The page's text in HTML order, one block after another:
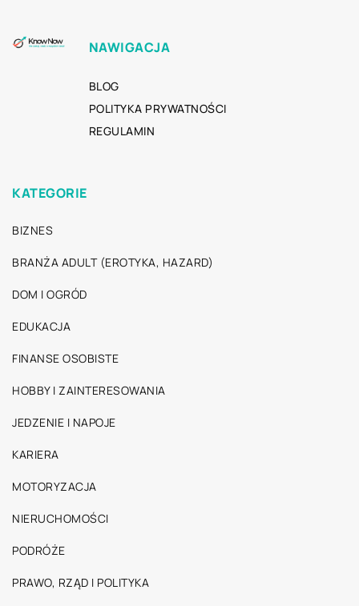
NAWIGACJA
BLOG
POLITYKA PRYWATNOŚCI
REGULAMIN
KATEGORIE
BIZNES
BRANŻA ADULT (EROTYKA, HAZARD)
DOM I OGRÓD
EDUKACJA
FINANSE OSOBISTE
HOBBY I ZAINTERESOWANIA
JEDZENIE I NAPOJE
KARIERA
MOTORYZACJA
NIERUCHOMOŚCI
PODRÓŻE
PRAWO, RZĄD I POLITYKA